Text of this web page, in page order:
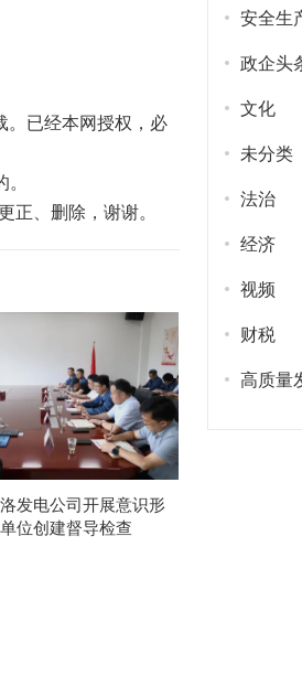
。已经本网授权，必
正、删除，谢谢。
发电公司开展意识形
位创建督导检查
安全生
政企头
文化
未分类
法治
经济
视频
财税
高质量